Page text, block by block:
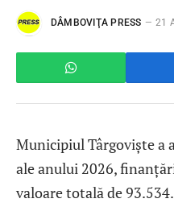
DÂMBOVIŢA PRESS 21
Municipiul Târgoviște a
ale anului 2026,
valoare totală de